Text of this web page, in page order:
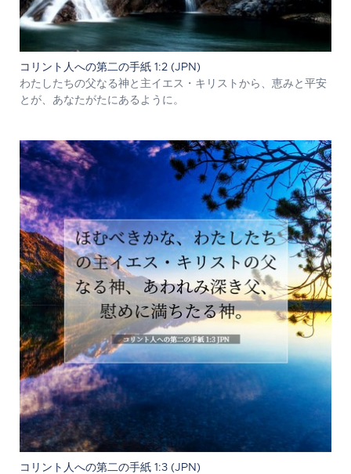
コリント人への第二の手紙 1:2 (JPN)
わたしたちの父なる神と主イエス・キリストから、恵みと平安
とが、あなたがたにあるように。
コリント人への第二の手紙 1:3 (JPN)